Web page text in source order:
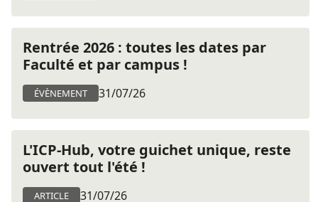
Rentrée 2026 : toutes les dates par
Faculté et par campus !
ÉVÈNEMENT 31/07/26
L'ICP-Hub, votre guichet unique, reste
ouvert tout l'été !
ARTICLE 31/07/26